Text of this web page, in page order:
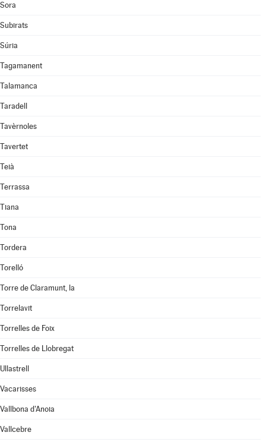
Sora
Subirats
Súria
Tagamanent
Talamanca
Taradell
Tavèrnoles
Tavertet
Teià
Terrassa
Tiana
Tona
Tordera
Torelló
Torre de Claramunt, la
Torrelavit
Torrelles de Foix
Torrelles de Llobregat
Ullastrell
Vacarisses
Vallbona d'Anoia
Vallcebre